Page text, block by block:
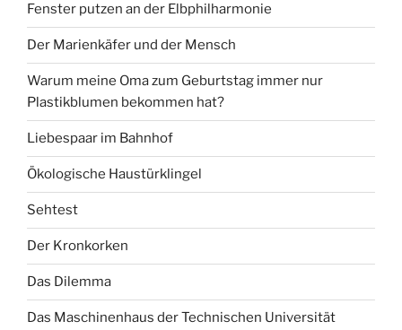
Fenster putzen an der Elbphilharmonie
Der Marienkäfer und der Mensch
Warum meine Oma zum Geburtstag immer nur
Plastikblumen bekommen hat?
Liebespaar im Bahnhof
Ökologische Haustürklingel
Sehtest
Der Kronkorken
Das Dilemma
Das Maschinenhaus der Technischen Universität